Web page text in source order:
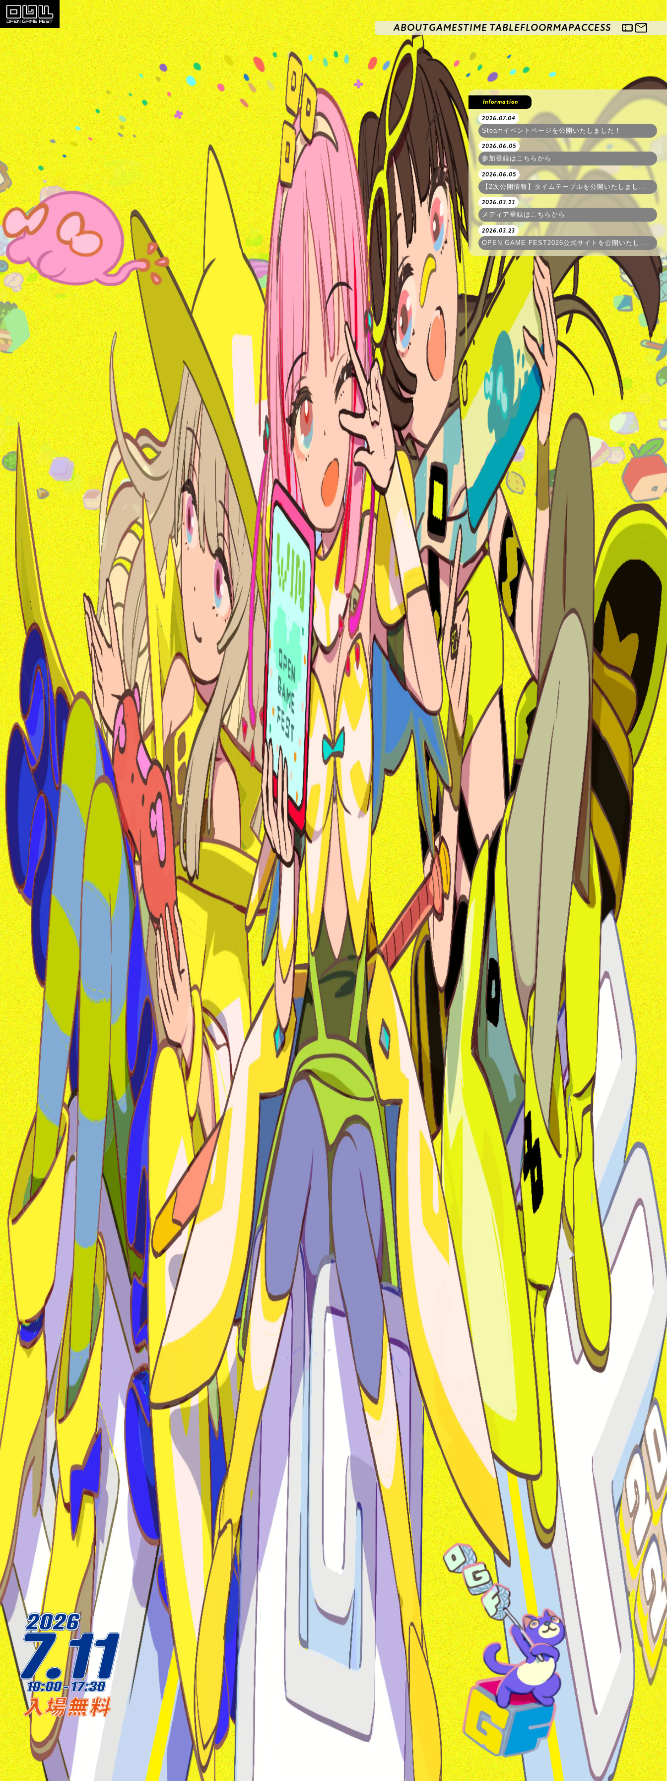
ABOUTGAMESTIME TABLEFLOORMAPACCESS
Information
2026.07.04
Steamイベントページを公開いたしました！
2026.06.05
参加登録はこちらから
2026.06.05
2026.03.23
メディア登録はこちらから
2026.03.23